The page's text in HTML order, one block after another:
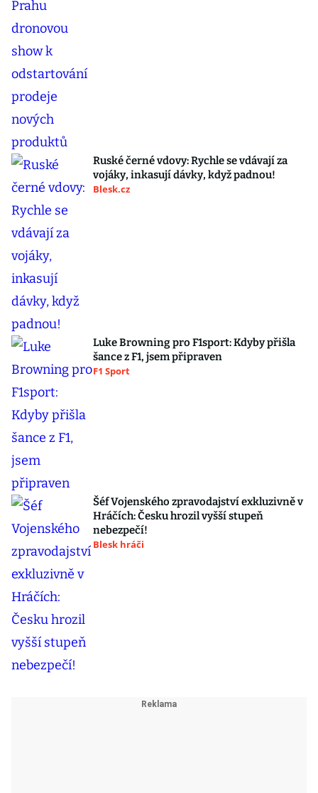
Ruské černé vdovy: Rychle se vdávají za
vojáky, inkasují dávky, když padnou!
Blesk.cz
Luke Browning pro F1sport: Kdyby přišla
šance z F1, jsem připraven
F1 Sport
Šéf Vojenského zpravodajství exkluzivně v
Hráčích: Česku hrozil vyšší stupeň
nebezpečí!
Blesk hráči